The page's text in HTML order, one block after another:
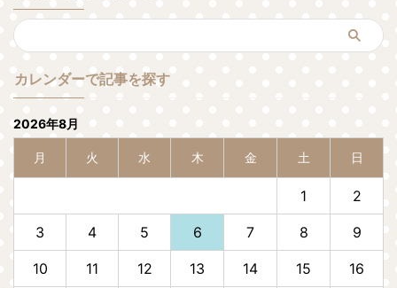
カレンダーで記事を探す
2026年8月
月 火 水 木 金 土 日
1 2
3 4 5 6 7 8 9
10 11 12 13 14 15 16